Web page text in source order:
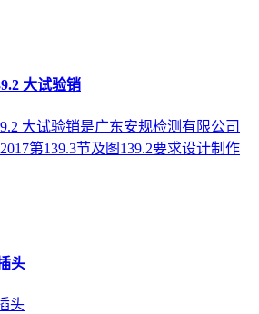
大试验销
大试验销是广东安规检测有限公司
第139.3节及图139.2要求设计制作
头
头